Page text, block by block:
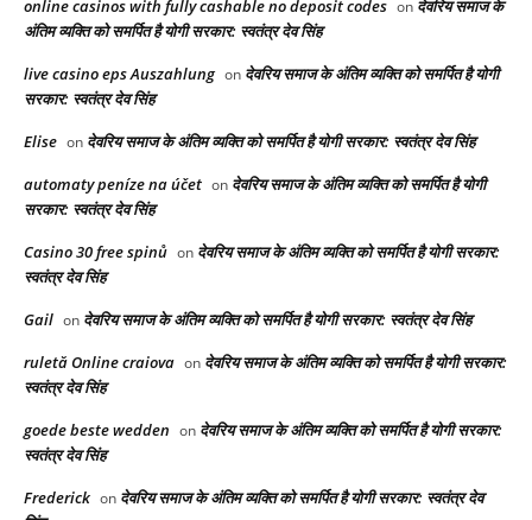
online casinos with fully cashable no deposit codes on देवरिय समाज के
अंतिम व्यक्ति को समर्पित है योगी सरकार: स्वतंत्र देव सिंह
live casino eps Auszahlung on देवरिय समाज के अंतिम व्यक्ति को समर्पित है योगी
सरकार: स्वतंत्र देव सिंह
Elise on देवरिय समाज के अंतिम व्यक्ति को समर्पित है योगी सरकार: स्वतंत्र देव सिंह
automaty peníze na účet on देवरिय समाज के अंतिम व्यक्ति को समर्पित है योगी
सरकार: स्वतंत्र देव सिंह
Casino 30 free spinů on देवरिय समाज के अंतिम व्यक्ति को समर्पित है योगी सरकार:
स्वतंत्र देव सिंह
Gail on देवरिय समाज के अंतिम व्यक्ति को समर्पित है योगी सरकार: स्वतंत्र देव सिंह
ruletă Online craiova on देवरिय समाज के अंतिम व्यक्ति को समर्पित है योगी सरकार:
स्वतंत्र देव सिंह
goede beste wedden on देवरिय समाज के अंतिम व्यक्ति को समर्पित है योगी सरकार:
स्वतंत्र देव सिंह
Frederick on देवरिय समाज के अंतिम व्यक्ति को समर्पित है योगी सरकार: स्वतंत्र देव